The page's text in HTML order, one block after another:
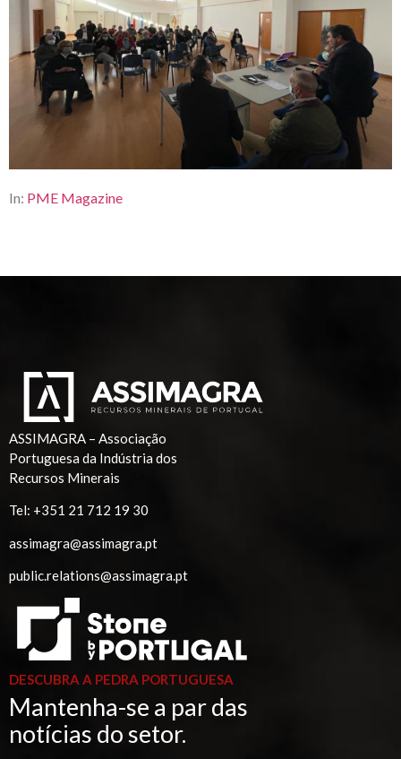
In: PME Magazine
ASSIMAGRA – Associação
Portuguesa da Indústria dos
Recursos Minerais
Tel: +351 21 712 19 30
assimagra@assimagra.pt
public.relations@assimagra.pt
DESCUBRA A PEDRA PORTUGUESA
Mantenha-se a par das
notícias do setor.